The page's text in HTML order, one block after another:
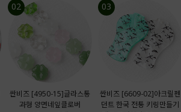
02
싼비즈 [4950-15]글라스통
과형 양면네잎클로버
03
싼비즈 [6609-02]아크릴펜
던트 한국 전통 키링만들기